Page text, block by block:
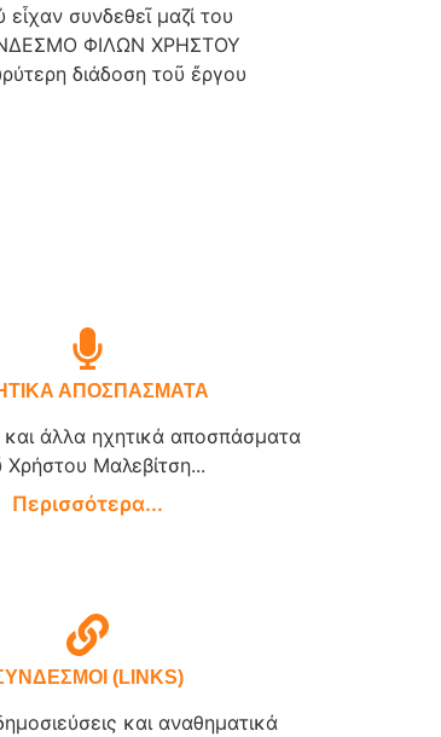
συνδεθεῖ μαζί του
ΦΙΛΩΝ ΧΡΗΣΤΟΥ
διάδοση τοῦ ἔργου
ΑΠΟΣΠΑΣΜΑΤΑ
και άλλα ηχητικά αποσπάσματα
Χρήστου Μαλεβίτση...
Περισσότερα...
(LINKS)
και αναθηματικά